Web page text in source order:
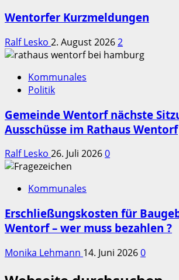
Wentorfer Kurzmeldungen
Ralf Lesko 2. August 20262
Kommunales
Politik
Gemeinde Wentorf nächste
Ausschüsse im Rathaus Wentorf
Ralf Lesko 26. Juli 20260
Kommunales
Erschließungskosten für
Wentorf – wer muss bezahlen ?
Monika Lehmann 14. Juni 20260